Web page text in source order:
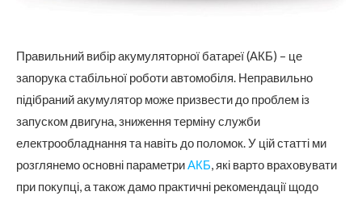
Правильний вибір акумуляторної батареї (АКБ) – це
запорука стабільної роботи автомобіля. Неправильно
підібраний акумулятор може призвести до проблем із
запуском двигуна, зниження терміну служби
електрообладнання та навіть до поломок.У цій статті ми
розглянемо основні параметриАКБ, які варто враховувати
при покупці, а також дамо практичні рекомендації щодо